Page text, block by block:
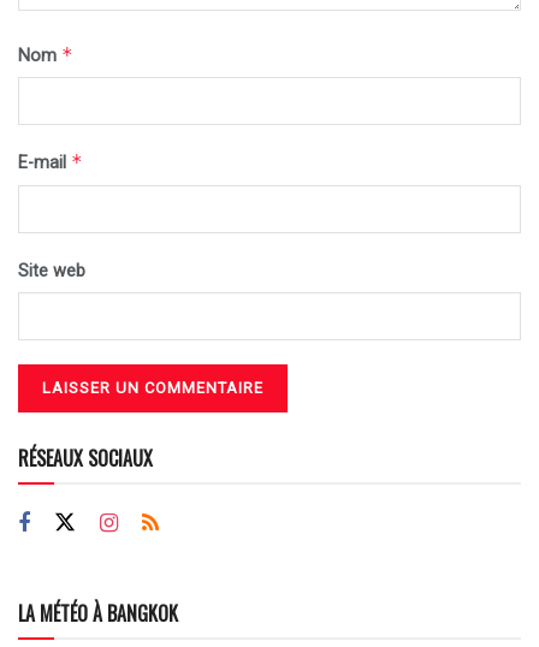
Nom *
E-mail *
Site web
RÉSEAUX SOCIAUX
LA MÉTÉO À BANGKOK